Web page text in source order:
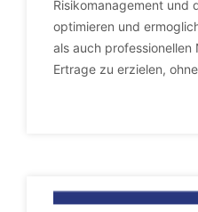
Risikomanagement und
optimieren und
als auch
Ertrage zu erzielen,